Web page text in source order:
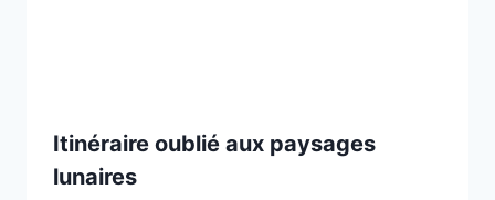
Itinéraire oublié aux paysages
lunaires